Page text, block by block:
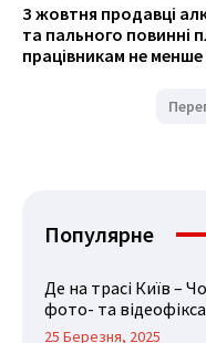
З жовтня продавці
та пального повинні
працівникам не менше
Популярне
Де на трасі Київ –
фото- та
25 Березня, 2025